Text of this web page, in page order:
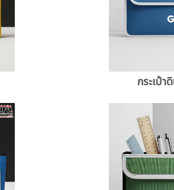
กระเป๋า